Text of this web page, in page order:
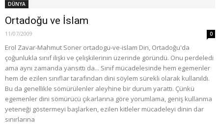
DÜNYA
Ortadoğu ve İslam
11/07/2009 0
Erol Zavar-Mahmut Soner ortadogu-ve-islam Din, Ortadoğu'da
çoğunlukla sınıf ilişki ve çelişkilerinin üzerinde göründü. Onu perdeledi
ama aynı zamanda yansıttı da... Sınıf mücadelesinde hem egemenler
hem de ezilen sınıflar tarafından dini söylem sürekli olarak kullanıldı.
Bu da genellikle sömürülenler aleyhine bir durum yarattı. Çünkü
egemenler dini sömürücü çıkarlarına göre yorumlama, geniş kullanma
yeteneği göstermeyi başlarken, ezilen kitleler mücadeleyi dinin dar
sınırlarına